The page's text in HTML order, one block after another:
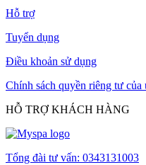
Hỗ trợ
Tuyển dụng
Điều khoản sử dụng
Chính sách quyền riêng tư của
HỖ TRỢ KHÁCH HÀNG
Tổng đài tư vấn: 0343131003